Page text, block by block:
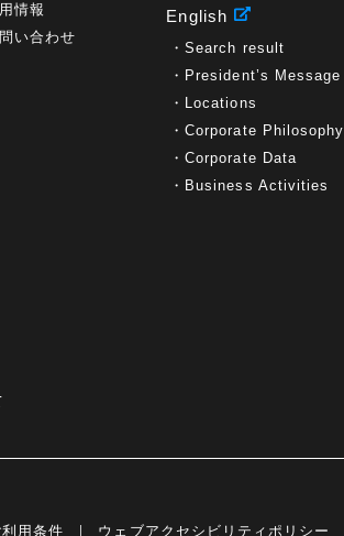
情報
い合わせ
English
Search result
President’s Message
Locations
Corporate Philosophy
Corporate Data
Business Activities
用条件 ウェブアクセシビリティポリシー